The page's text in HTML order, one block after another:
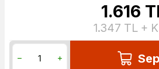
1.616
1.347 TL +